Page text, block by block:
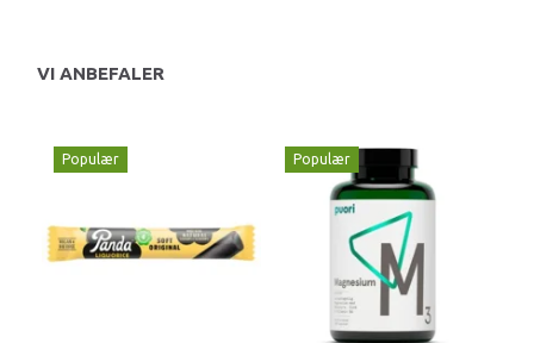
VI ANBEFALER
Populær Populær